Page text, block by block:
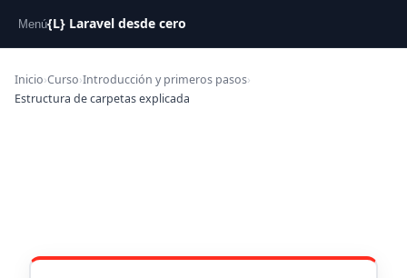
Menú{L} Laravel desde cero
Inicio›Curso›Introducción y primeros pasos›
Estructura de carpetas explicada